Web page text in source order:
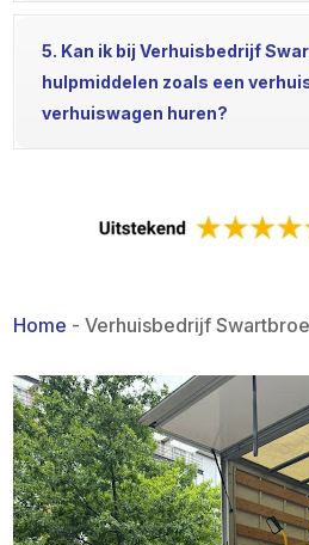
5. Kan ik bij Verhuisbedrijf
hulpmiddelen zoals een
verhuiswagen huren?
Home -Verhuisbedrijf